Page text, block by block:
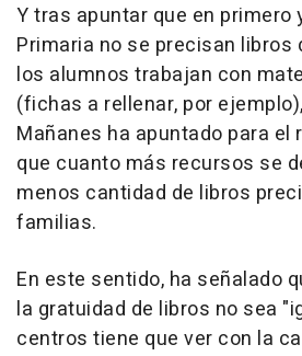
Y tras apuntar que en primero
Primaria no se precisan libros
los alumnos trabajan con
(fichas a rellenar, por
Mañanes ha apuntado para el
que cuanto más recursos se
menos cantidad de libros
familias.
En este sentido, ha señalado
la gratuidad de libros no sea
centros tiene que ver con la